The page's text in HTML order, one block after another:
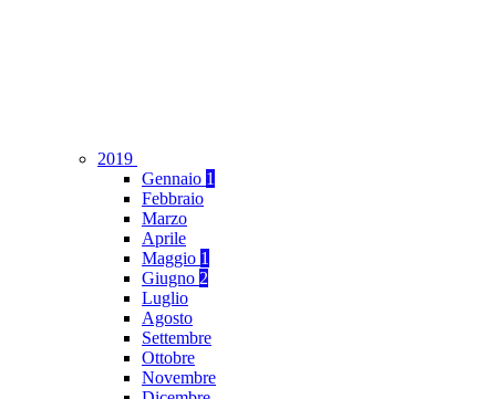
2019
Gennaio 1
Febbraio
Marzo
Aprile
Maggio 1
Giugno 2
Luglio
Agosto
Settembre
Ottobre
Novembre